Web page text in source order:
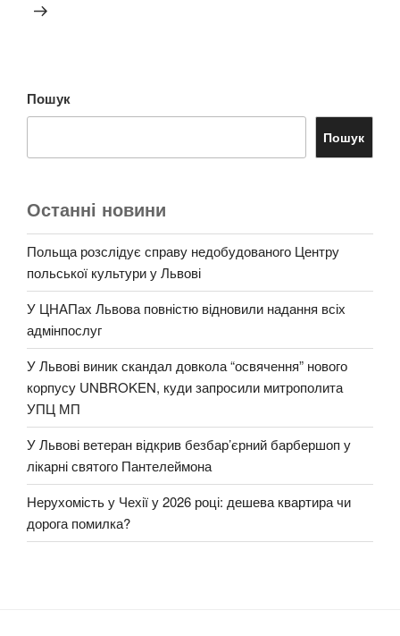
Пошук
Пошук
Останні новини
Польща розслідує справу недобудованого Центру
польської культури у Львові
У ЦНАПах Львова повністю відновили надання всіх
адмінпослуг
У Львові виник скандал довкола “освячення” нового
корпусу UNBROKEN, куди запросили митрополита
УПЦ МП
У Львові ветеран відкрив безбар’єрний барбершоп у
лікарні святого Пантелеймона
Нерухомість у Чехії у 2026 році: дешева квартира чи
дорога помилка?